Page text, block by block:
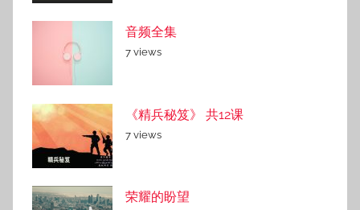
音频全集
7 views
《精兵秘笈》 共12课
7 views
荣耀的盼望